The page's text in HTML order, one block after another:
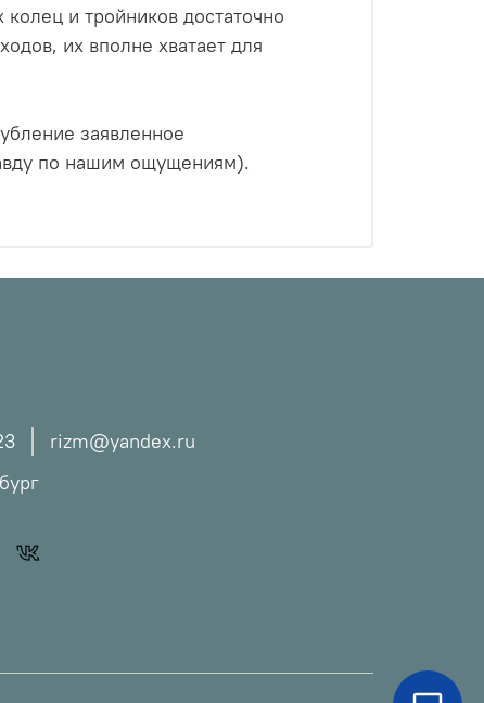
и тройников достаточно
их вполне хватает для
заявленное
по нашим ощущениям).
rizm@yandex.ru